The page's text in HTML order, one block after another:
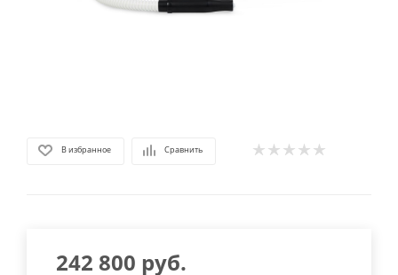
В избранное Сравнить
242 800 руб.